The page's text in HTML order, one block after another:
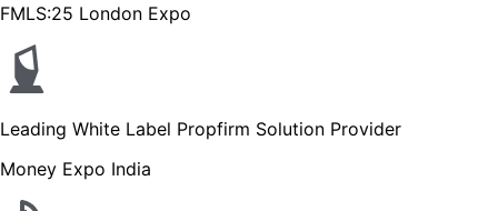
FMLS:25 London Expo
Leading White Label Propfirm Solution Provider
Money Expo India